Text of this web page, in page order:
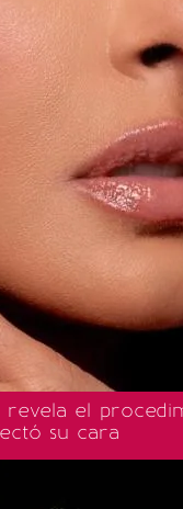
revela el
su cara